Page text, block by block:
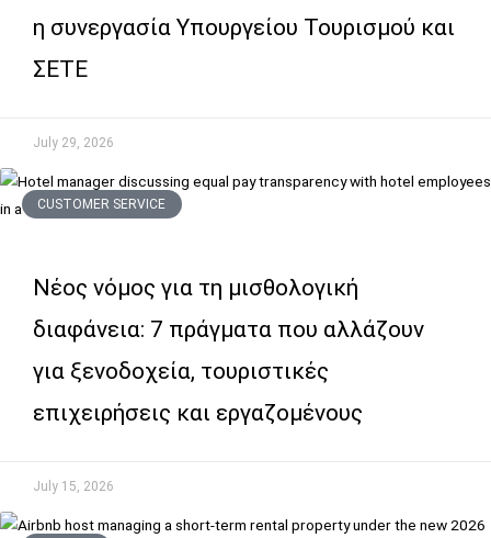
η συνεργασία Υπουργείου Τουρισμού και
ΣΕΤΕ
July 29, 2026
CUSTOMER SERVICE
Νέος νόμος για τη μισθολογική
διαφάνεια: 7 πράγματα που αλλάζουν
για ξενοδοχεία, τουριστικές
επιχειρήσεις και εργαζομένους
July 15, 2026